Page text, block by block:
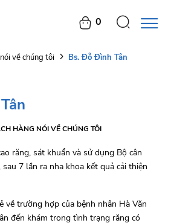
0
về chúng tôi Bs. Đỗ Đình Tân
HÀNG NÓI VỀ CHÚNG TÔI
răng, sát khuẩn và sử dụng Bộ cân
7 lần ra nha khoa kết quả cải thiện
về trường hợp của bệnh nhân Hà Văn
đến khám trong tình trạng răng có